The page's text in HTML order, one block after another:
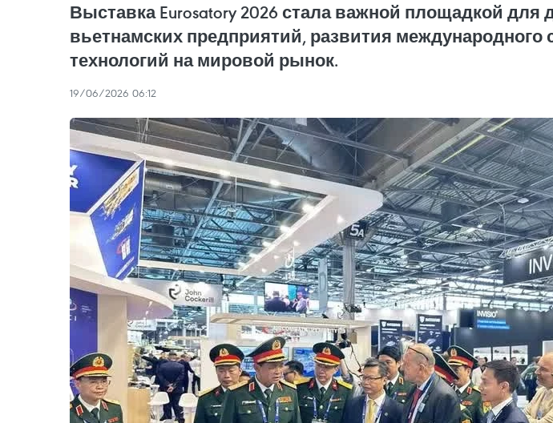
Выставка Eurosatory 2026 стала важной площадкой
вьетнамских предприятий, развития
технологий на мировой рынок.
19/06/2026 06:12